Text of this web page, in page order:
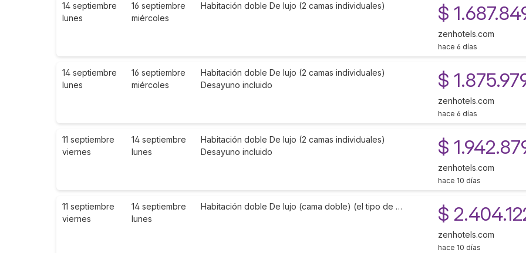
14 septiembre
lunes
16 septiembre
miércoles
Habitación doble De lujo (2 camas individuales) $
zenhotels.com
hace 6 días
14 septiembre
lunes
16 septiembre
miércoles
Habitación doble De lujo (2 camas individuales)
Desayuno incluido
$
zenhotels.com
hace 6 días
11 septiembre
viernes
14 septiembre
lunes
Habitación doble De lujo (2 camas individuales)
Desayuno incluido
$
zenhotels.com
hace 10 días
11 septiembre
viernes
14 septiembre
lunes
Habitación doble De lujo (cama doble) (el tipo de … $
zenhotels.com
hace 10 días